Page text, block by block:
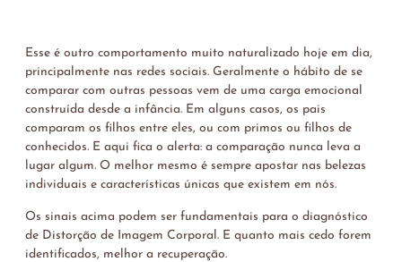
Esse é outro comportamento muito naturalizado hoje em dia,
principalmente nas redes sociais. Geralmente o hábito de se
comparar com outras pessoas vem de uma carga emocional
construída desde a infância. Em alguns casos, os pais
comparam os filhos entre eles, ou com primos ou filhos de
conhecidos. E aqui fica o alerta: a comparação nunca leva a
lugar algum. O melhor mesmo é sempre apostar nas belezas
individuais e características únicas que existem em nós.
Os sinais acima podem ser fundamentais para o diagnóstico
de Distorção de Imagem Corporal. E quanto mais cedo forem
identificados, melhor a recuperação.